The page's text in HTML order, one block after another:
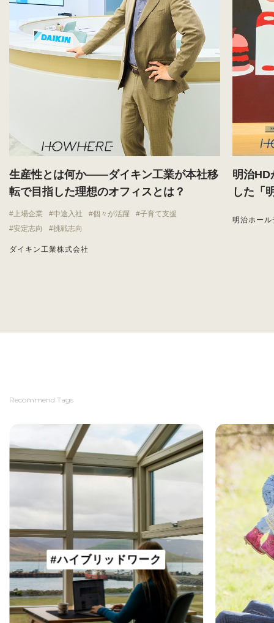
生産性とは何か——ダイキン工業が本社移
転で目指した理想のオフィスとは？
上場企業 中途入社 個々が活躍
子育て支援
安定志向
挑戦志向
ダイキン工業株式会社
明治HD
した「
明治ホー
Recommend Tags
#ハイブリッドワーク